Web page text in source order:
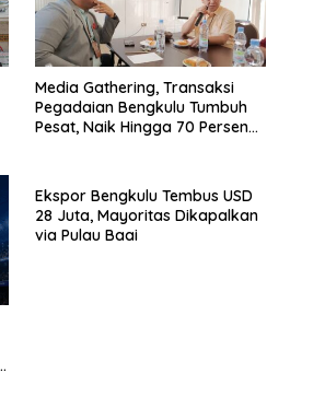
Media Gathering, Transaksi
Pegadaian Bengkulu Tumbuh
Pesat, Naik Hingga 70 Persen
Ekspor Bengkulu Tembus USD
28 Juta, Mayoritas Dikapalkan
via Pulau Baai